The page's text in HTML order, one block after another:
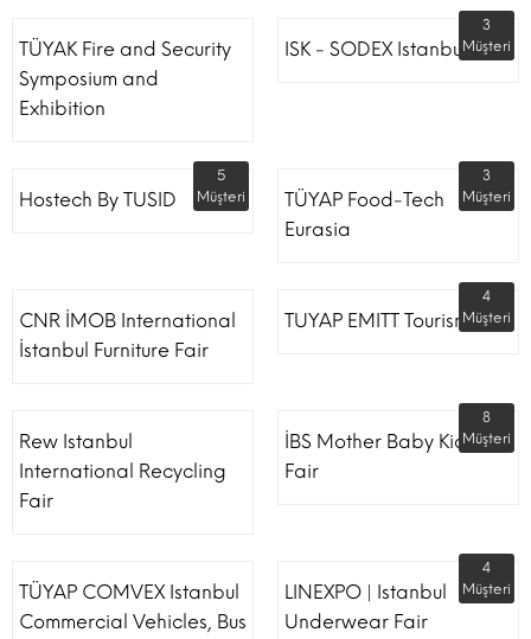
TÜYAK Fire and Security
Symposium and
Exhibition
ISK - SODEX Istanbul
3
Müşteri
Hostech By TUSID
5
Müşteri
TÜYAP Food-Tech
Eurasia
3
Müşteri
CNR İMOB International
İstanbul Furniture Fair
TUYAP EMITT Tourism Fair
4
Müşteri
Rew Istanbul
International Recycling
Fair
İBS Mother Baby Kids
Fair
8
Müşteri
TÜYAP COMVEX Istanbul
Commercial Vehicles, Bus
LINEXPO | Istanbul
Underwear Fair
4
Müşteri